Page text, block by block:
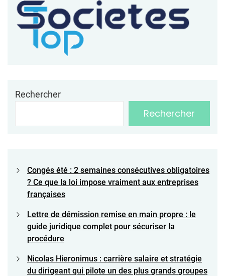
Rechercher
Rechercher
Congés été : 2 semaines consécutives obligatoires
? Ce que la loi impose vraiment aux entreprises
françaises
Lettre de démission remise en main propre : le
guide juridique complet pour sécuriser la
procédure
Nicolas Hieronimus : carrière salaire et stratégie
du dirigeant qui pilote un des plus grands groupes